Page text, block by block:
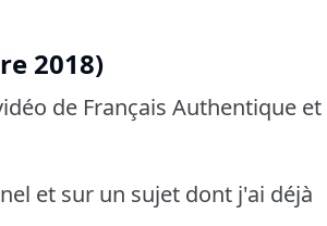
2018)
de Français Authentique et
et sur un sujet dont j'ai déjà